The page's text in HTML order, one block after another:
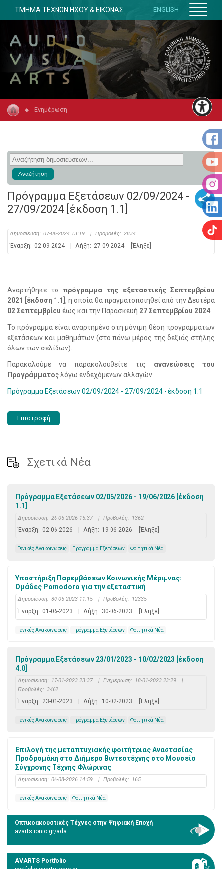
ΤΜΗΜΑ ΤΕΧΝΩΝ ΗΧΟΥ & ΕΙΚΟΝΑΣ ENGLISH
Ενημέρωση
Πρόγραμμα Εξετάσεων 02/09/2024 -
27/09/2024 [έκδοση 1.1]
Δημοσίευση: 07-08-2024 13:19 | Προβολές: 2834
Έναρξη: 02-09-2024 Λήξη: 27-09-2024 [Έληξε]
Αναρτήθηκε το πρόγραμμα της εξεταστικής Σεπτεμβρίου
2021 [έκδοση 1.1], η οποία θα πραγματοποιηθεί από την Δευτέρα
02 Σεπτεμβρίου έως και την Παρασκευή 27 Σεπτεμβρίου 2024
Το πρόγραμμα είναι αναρτημένο στη μόνιμη θέση προγραμμάτων
εξετάσεων και μαθημάτων (στο πάνω μέρος της δεξιάς στήλης
όλων των σελίδων).
Παρακαλούμε να παρακολουθείτε τις ανανεώσεις του
Προγράμματοςλόγω ενδεχόμενων αλλαγών.
Πρόγραμμα Εξετάσεων 02/09/2024 - 27/09/2024 - έκδοση 1.1
Επιστροφή
Σχετικά Νέα
Πρόγραμμα Εξετάσεων 02/06/2026 - 19/06/2026 [έκδοση
1.1]
Δημοσίευση: 26-05-2026 15:37 | Προβολές: 1362
Έναρξη: 02-06-2026 Λήξη: 19-06-2026 [Έληξε]
Γενικές Ανακοινώσεις Πρόγραμμα Εξετάσεων Φοιτητικά Νέα
Υποστήριξη Παρεμβάσεων Κοινωνικής Μέριμνας:
Ομάδες Pomodoro για την εξεταστική
Δημοσίευση: 30-05-2023 11:15 | Προβολές: 12335
Έναρξη: 01-06-2023 Λήξη: 30-06-2023 [Έληξε]
Γενικές Ανακοινώσεις Πρόγραμμα Εξετάσεων Φοιτητικά Νέα
Πρόγραμμα Εξετάσεων 23/01/2023 - 10/02/2023 [έκδοση
4.0]
Δημοσίευση: 17-01-2023 23:37 | Ενημέρωση: 18-01-2023 23:29
|
Προβολές: 3462
Έναρξη: 23-01-2023 Λήξη: 10-02-2023 [Έληξε]
Γενικές Ανακοινώσεις Πρόγραμμα Εξετάσεων Φοιτητικά Νέα
Επιλογή της μεταπτυχιακής φοιτήτριας Αναστασίας
Προδρομάκη στο Διήμερο Βιντεοτέχνης στο Μουσείο
Σύγχρονης Τέχνης Φλώρινας
Δημοσίευση: 06-08-2026 14:59 | Προβολές: 165
Γενικές Ανακοινώσεις Φοιτητικά Νέα
Οπτικοακουστικές Τέχνες στην Ψηφιακή Εποχή
avarts.ionio.gr/ada
AVARTS Portfolio